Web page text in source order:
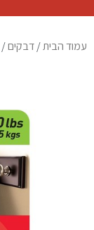
עמוד הבית/דבקים/